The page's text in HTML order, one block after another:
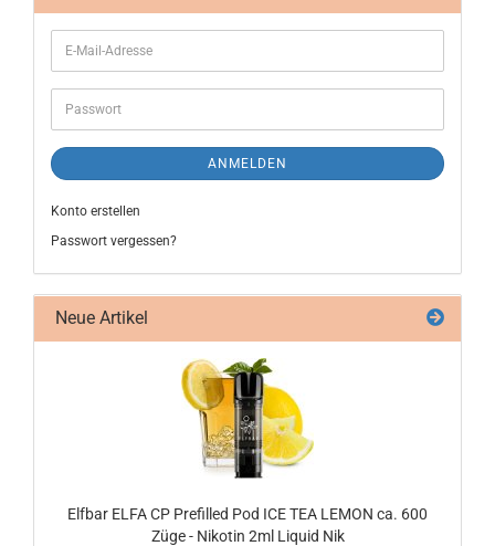
ANMELDEN
Konto erstellen
Passwort vergessen?
Neue Artikel
Elf­bar ELFA CP Pre­fil­led Pod ICE TEA LEMON ca. 600
Züge - Ni­ko­tin 2ml Li­quid Nik